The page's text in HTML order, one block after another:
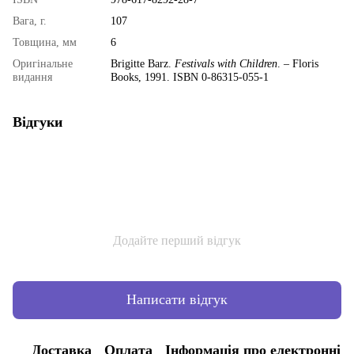
Вага, г.
107
Товщина, мм
6
Оригінальне
видання
Brigitte Barz. Festivals with Children . – Floris
Books, 1991. ISBN 0-86315-055-1
Відгуки
Додайте перший відгук
Написати відгук
Доставка Оплата Інформація про електронні